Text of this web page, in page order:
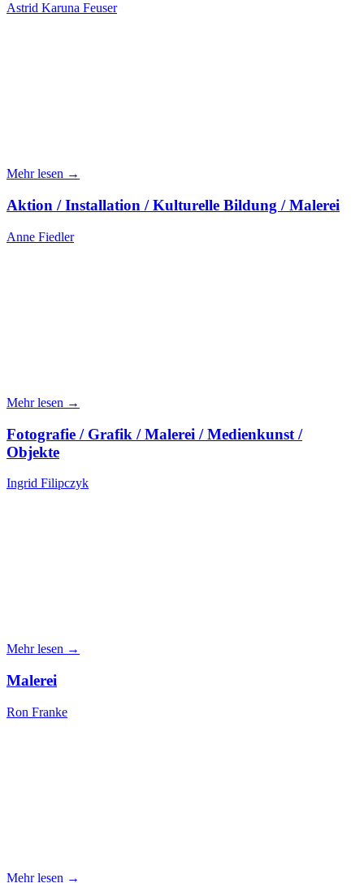
Astrid Karuna Feuser
Mehr lesen →
Aktion / Installation / Kulturelle Bildung / Malerei
Anne Fiedler
Mehr lesen →
Fotografie / Grafik / Malerei / Medienkunst /
Objekte
Ingrid Filipczyk
Mehr lesen →
Malerei
Ron Franke
Mehr lesen →